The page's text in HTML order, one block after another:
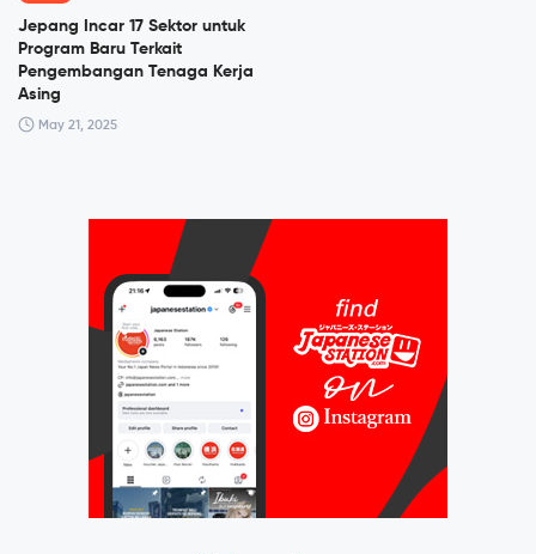
Jepang Incar 17 Sektor untuk
Program Baru Terkait
Pengembangan Tenaga Kerja
Asing
May 21, 2025